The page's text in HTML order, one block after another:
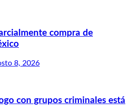
compra de
8, 2026
con grupos criminales está